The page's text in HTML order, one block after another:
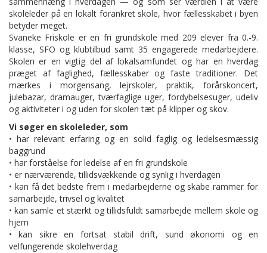
skoleleder på en lokalt forankret skole, hvor fællesskabet i byen
betyder meget.
Svaneke Friskole er en fri grundskole med 209 elever fra 0.-9.
klasse, SFO og klubtilbud samt 35 engagerede medarbejdere.
Skolen er en vigtig del af lokalsamfundet og har en hverdag
præget af faglighed, fællesskaber og faste traditioner. Det
mærkes i morgensang, lejrskoler, praktik, forårskoncert,
julebazar, dramauger, tværfaglige uger, fordybelsesuger, udeliv
og aktiviteter i og uden for skolen tæt på klipper og skov.
Vi søger en skoleleder, som
• har relevant erfaring og en solid faglig og ledelsesmæssig
baggrund
• har forståelse for ledelse af en fri grundskole
• er nærværende, tillidsvækkende og synlig i hverdagen
• kan få det bedste frem i medarbejderne og skabe rammer for
samarbejde, trivsel og kvalitet
• kan samle et stærkt og tillidsfuldt samarbejde mellem skole og
hjem
• kan sikre en fortsat stabil drift, sund økonomi og en
velfungerende skolehverdag